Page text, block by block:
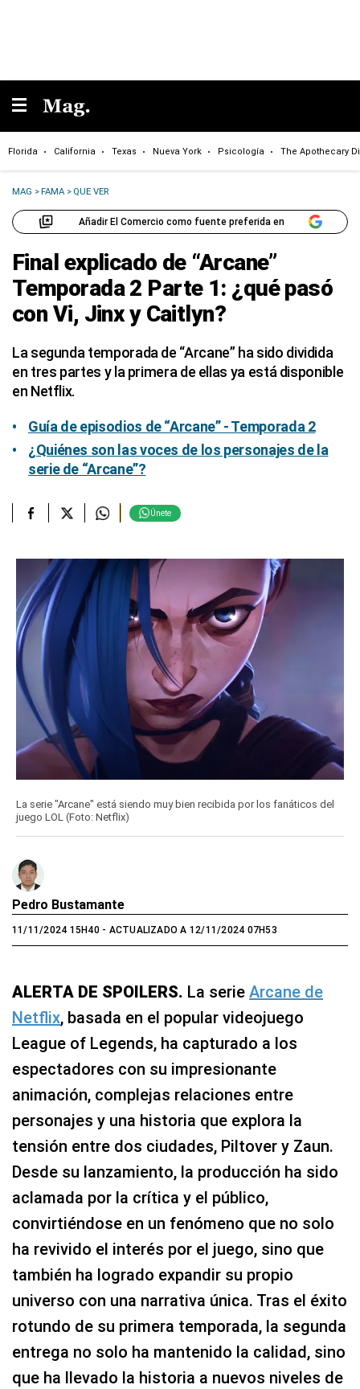
Florida California Texas Nueva York Psicología The Apothecary
MAG >FAMA > QUE VER
Añadir El Comercio como fuente preferida en
Final explicado de “Arcane”
Temporada 2 Parte 1: ¿qué pasó
con Vi, Jinx y Caitlyn?
La segunda temporada de “Arcane” ha sido dividida
en tres partes y la primera de ellas ya está disponible
en Netflix.
Guía de episodios de “Arcane” - Temporada 2
¿Quiénes son las voces de los personajes de la
serie de “Arcane”?
Únete
La serie "Arcane" está siendo muy bien recibida por los fanáticos del
juego LOL (Foto: Netflix)
Pedro Bustamante
11/11/2024 15H40- ACTUALIZADO A 12/11/2024 07H53
ALERTA DE SPOILERS. La serie Arcane de
Netflix, basada en el popular videojuego
League of Legends, ha capturado a los
espectadores con su impresionante
animación, complejas relaciones entre
personajes y una historia que explora la
tensión entre dos ciudades, Piltover y Zaun.
Desde su lanzamiento, la producción ha sido
aclamada por la crítica y el público,
convirtiéndose en un fenómeno que no solo
ha revivido el interés por el juego, sino que
también ha logrado expandir su propio
universo con una narrativa única. Tras el éxito
rotundo de su primera temporada, la segunda
entrega no solo ha mantenido la calidad, sino
que ha llevado la historia a nuevos niveles de